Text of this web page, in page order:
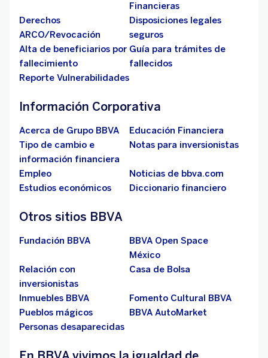
Financieras
Derechos
ARCO/Revocación
Disposiciones legales
seguros
Alta de beneficiarios por
fallecimiento
Guía para trámites de
fallecidos
Reporte Vulnerabilidades
Información Corporativa
Acerca de Grupo BBVA
Educación Financiera
Tipo de cambio e
información financiera
Notas para inversionistas
Empleo
Noticias de bbva.com
Estudios económicos
Diccionario financiero
Otros sitios BBVA
Fundación BBVA
BBVA Open Space
México
Relación con
inversionistas
Casa de Bolsa
Inmuebles BBVA
Fomento Cultural BBVA
Pueblos mágicos
BBVA AutoMarket
Personas desaparecidas